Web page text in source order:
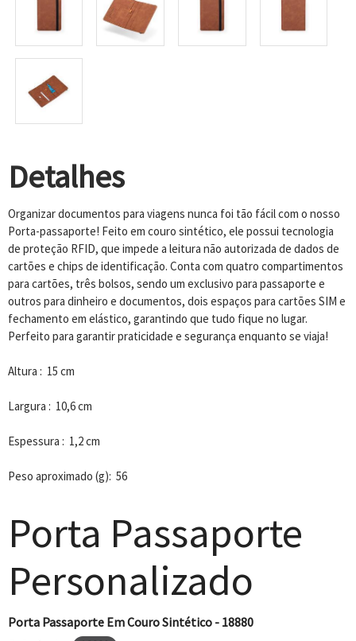
Detalhes
Organizar documentos para viagens nunca foi tão fácil com o nosso
Porta-passaporte! Feito em couro sintético, ele possui tecnologia
de proteção RFID, que impede a leitura não autorizada de dados de
cartões e chips de identificação. Conta com quatro compartimentos
para cartões, três bolsos, sendo um exclusivo para passaporte e
outros para dinheiro e documentos, dois espaços para cartões SIM e
fechamento em elástico, garantindo que tudo fique no lugar.
Perfeito para garantir praticidade e segurança enquanto se viaja!
Altura : 15 cm
Largura : 10,6 cm
Espessura : 1,2 cm
Peso aproximado (g): 56
Porta Passaporte
Personalizado
Porta Passaporte Em Couro Sintético - 18880